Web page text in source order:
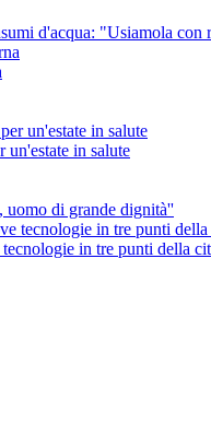
d'acqua: "Usiamola con
un'estate in salute
uomo di grande dignità''
in tre punti della